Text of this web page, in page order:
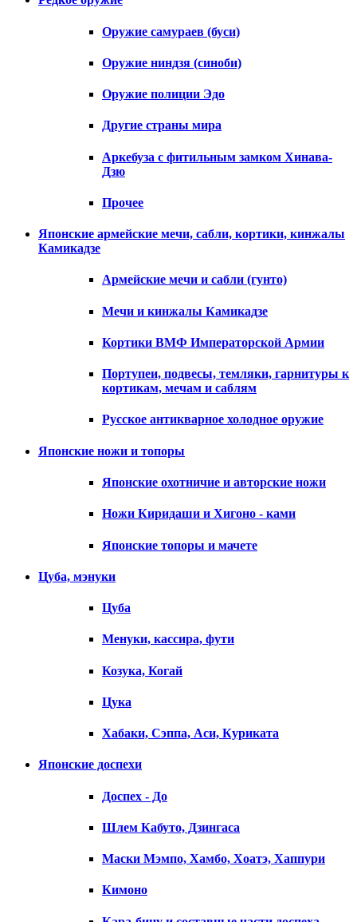
Оружие самураев (буси)
Оружие ниндзя (синоби)
Оружие полиции Эдо
Другие страны мира
Аркебуза с фитильным замком Хинава-
Дзю
Прочее
Японские армейские мечи, сабли, кортики, кинжалы
Камикадзе
Армейские мечи и сабли (гунто)
Мечи и кинжалы Камикадзе
Кортики ВМФ Императорской Армии
Портупеи, подвесы, темляки, гарнитуры к
кортикам, мечам и саблям
Русское антикварное холодное оружие
Японские ножи и топоры
Японские охотничие и авторские ножи
Ножи Киридаши и Хигоно - ками
Японские топоры и мачете
Цуба, мэнуки
Цуба
Менуки, кассира, фути
Козука, Когай
Цука
Хабаки, Сэппа, Аси, Куриката
Японские доспехи
Доспех - До
Шлем Кабуто, Дзингаса
Маски Мэмпо, Хамбо, Хоатэ, Хаппури
Кимоно